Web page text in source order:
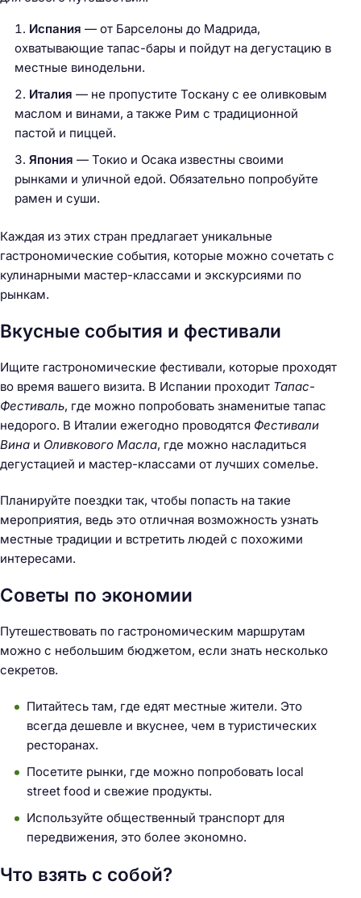
Испания — от Барселоны до Мадрида,
охватывающие тапас-бары и пойдут на дегустацию в
местные винодельни.
Италия — не пропустите Тоскану с ее оливковым
маслом и винами, а также Рим с традиционной
пастой и пиццей.
Япония — Токио и Осака известны своими
рынками и уличной едой. Обязательно попробуйте
рамен и суши.
Каждая из этих стран предлагает уникальные
гастрономические события, которые можно сочетать с
кулинарными мастер-классами и экскурсиями по
рынкам.
Вкусные события и фестивали
Ищите гастрономические фестивали, которые проходят
во время вашего визита. В Испании проходит Тапас-
Фестиваль, где можно попробовать знаменитые тапас
недорого. В Италии ежегодно проводятся Фестивали
Вина и Оливкового Масла, где можно насладиться
дегустацией и мастер-классами от лучших сомелье.
Планируйте поездки так, чтобы попасть на такие
мероприятия, ведь это отличная возможность узнать
местные традиции и встретить людей с похожими
интересами.
Советы по экономии
Путешествовать по гастрономическим маршрутам
можно с небольшим бюджетом, если знать несколько
секретов.
Питайтесь там, где едят местные жители. Это
всегда дешевле и вкуснее, чем в туристических
ресторанах.
Посетите рынки, где можно попробовать local
street food и свежие продукты.
Используйте общественный транспорт для
передвижения, это более экономно.
Что взять с собой?